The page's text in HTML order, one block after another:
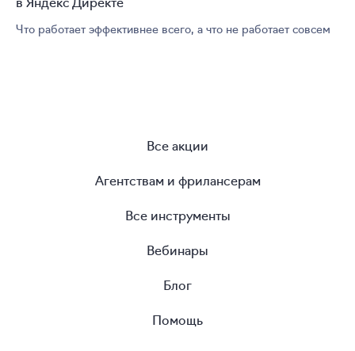
Что работает эффективнее всего, а что не работает совсем
Все акции
Агентствам и фрилансерам
Все инструменты
Вебинары
Блог
Помощь